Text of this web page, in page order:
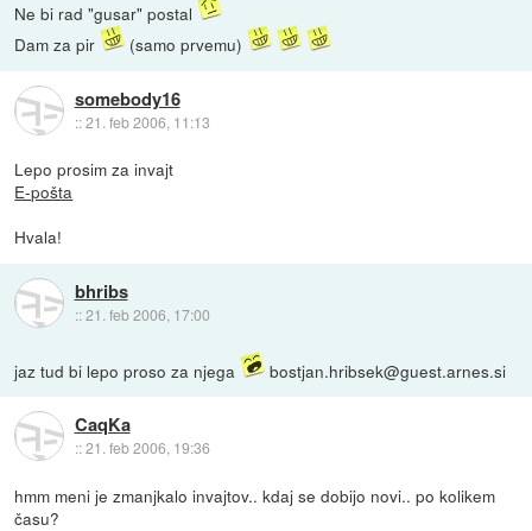
Ne bi rad "gusar" postal
Dam za pir
(samo prvemu)
somebody16
::21. feb 2006, 11:13
Lepo prosim za invajt
E-pošta
Hvala!
bhribs
::21. feb 2006, 17:00
jaz tud bi lepo proso za njega bostjan.hribsek@guest.arnes.si
CaqKa
::21. feb 2006, 19:36
hmm meni je zmanjkalo invajtov.. kdaj se dobijo novi.. po kolikem
času?